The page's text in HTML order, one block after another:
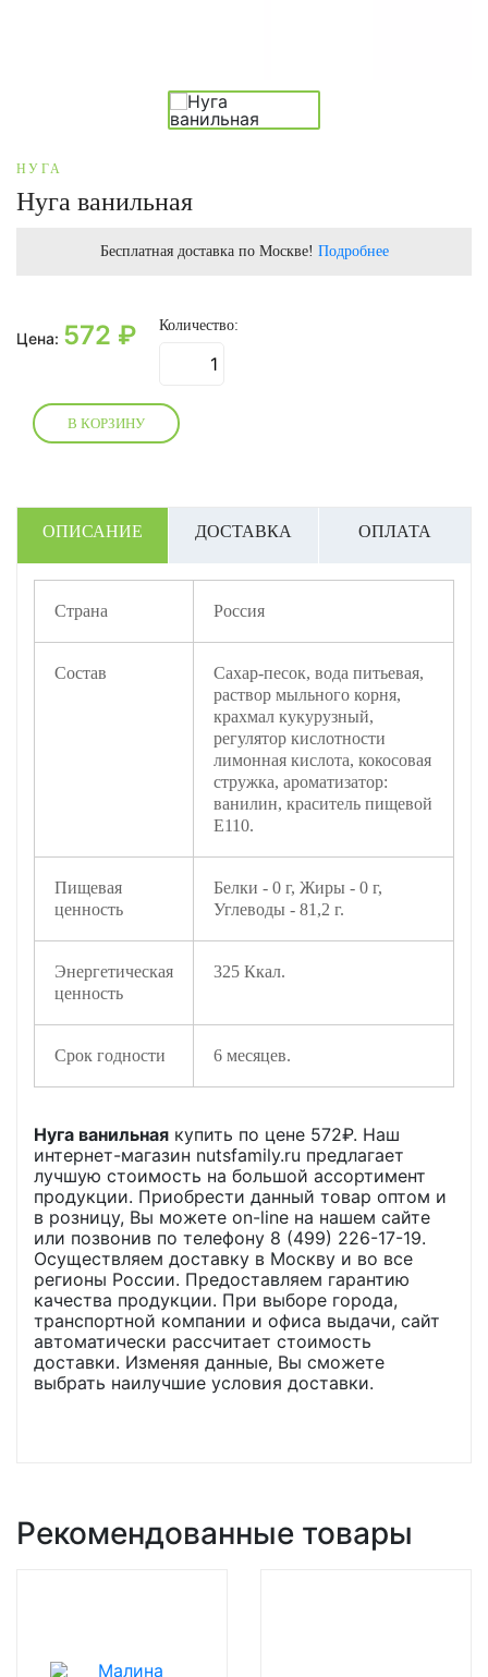
НУГА
Нуга ванильная
Бесплатная доставка по Москве! Подробнее
Цена: 572 ₽ Количество:
В КОРЗИНУ
ОПИСАНИЕ ДОСТАВКА ОПЛАТА
Страна Россия
Состав
Сахар-песок, вода питьевая,
раствор мыльного корня,
крахмал кукурузный,
регулятор кислотности
лимонная кислота, кокосовая
стружка, ароматизатор:
ванилин, краситель пищевой
Е110.
Пищевая
ценность
Белки - 0 г, Жиры - 0 г,
Углеводы - 81,2 г.
Энергетическая
ценность
325 Ккал.
Срок годности 6 месяцев.
Нуга ванильная купить по цене 572₽. Наш
интернет-магазин nutsfamily.ru предлагает
лучшую стоимость на большой ассортимент
продукции. Приобрести данный товар оптом и
в розницу, Вы можете on-line на нашем сайте
или позвонив по телефону 8 (499) 226-17-19.
Осуществляем доставку в Москву и во все
регионы России. Предоставляем гарантию
качества продукции. При выборе города,
транспортной компании и офиса выдачи, сайт
автоматически рассчитает стоимость
доставки. Изменяя данные, Вы сможете
выбрать наилучшие условия доставки.
Рекомендованные товары